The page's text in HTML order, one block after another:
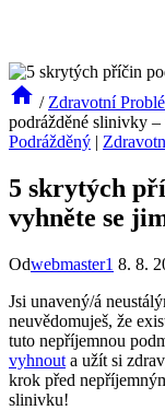
/ Zdravotní
podrážděné slinivky
Podrážděný |
5 skrytých
vyhněte se
Odwebmaster1 8. 8.
Jsi unavený/á
neuvědomuješ, že
tuto nepříjemnou
vyhnout a užít si
krok před
‍slinivku!